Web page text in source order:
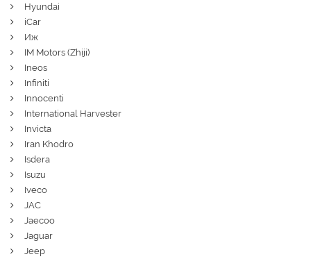
Hyundai
iCar
Иж
IM Motors (Zhiji)
Ineos
Infiniti
Innocenti
International Harvester
Invicta
Iran Khodro
Isdera
Isuzu
Iveco
JAC
Jaecoo
Jaguar
Jeep